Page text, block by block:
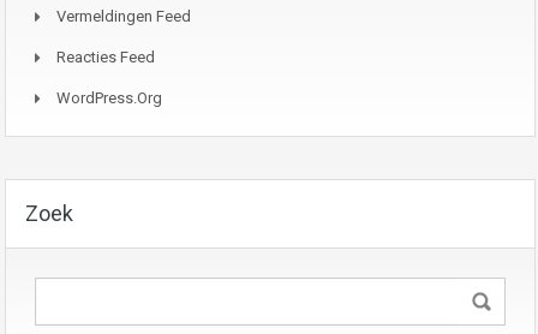
Vermeldingen Feed
Reacties Feed
WordPress.org
Zoek